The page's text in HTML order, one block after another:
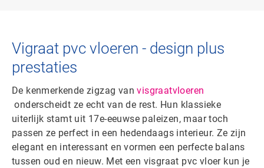
Vigraat pvc vloeren - design plus
prestaties
De kenmerkende zigzag vanvisgraatvloeren
onderscheidt ze echt van de rest. Hun klassieke
uiterlijk stamt uit 17e-eeuwse paleizen, maar toch
passen ze perfect in een hedendaags interieur. Ze zijn
elegant en interessant en vormen een perfecte balans
tussen oud en nieuw. Met een visgraat pvc vloer kun je